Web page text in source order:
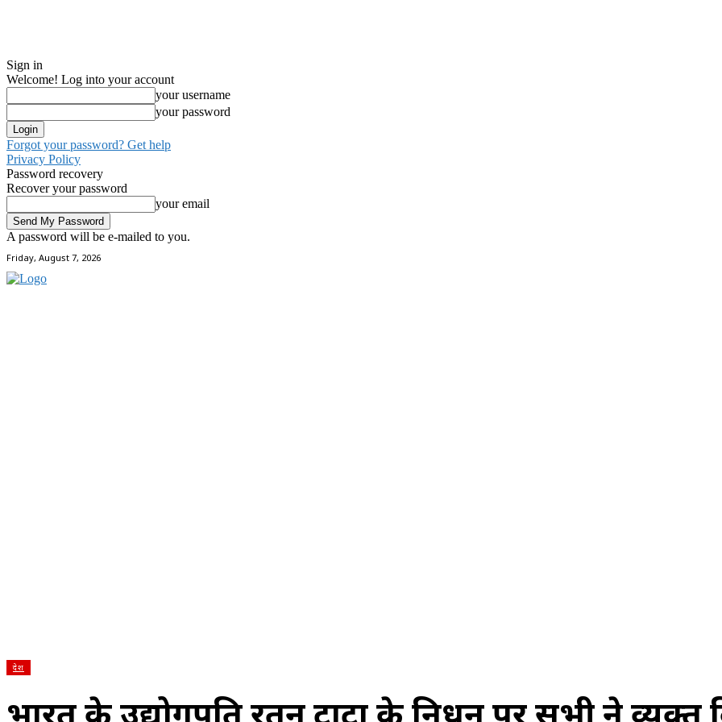
Sign in
Welcome! Log into your account
your username
your password
Forgot your password? Get help
Privacy Policy
Password recovery
Recover your password
your email
A password will be e-mailed to you.
Friday, August 7, 2026
देश
भारत के उद्योगपति रतन टाटा के निधन पर सभी ने व्यक्त